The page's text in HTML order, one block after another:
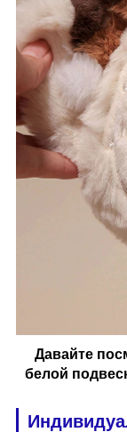
Давайте
белой